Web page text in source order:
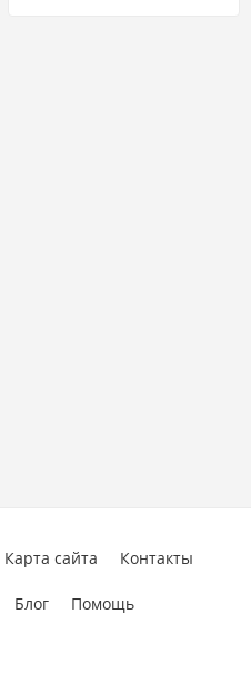
Карта сайта Контакты
Блог Помощь